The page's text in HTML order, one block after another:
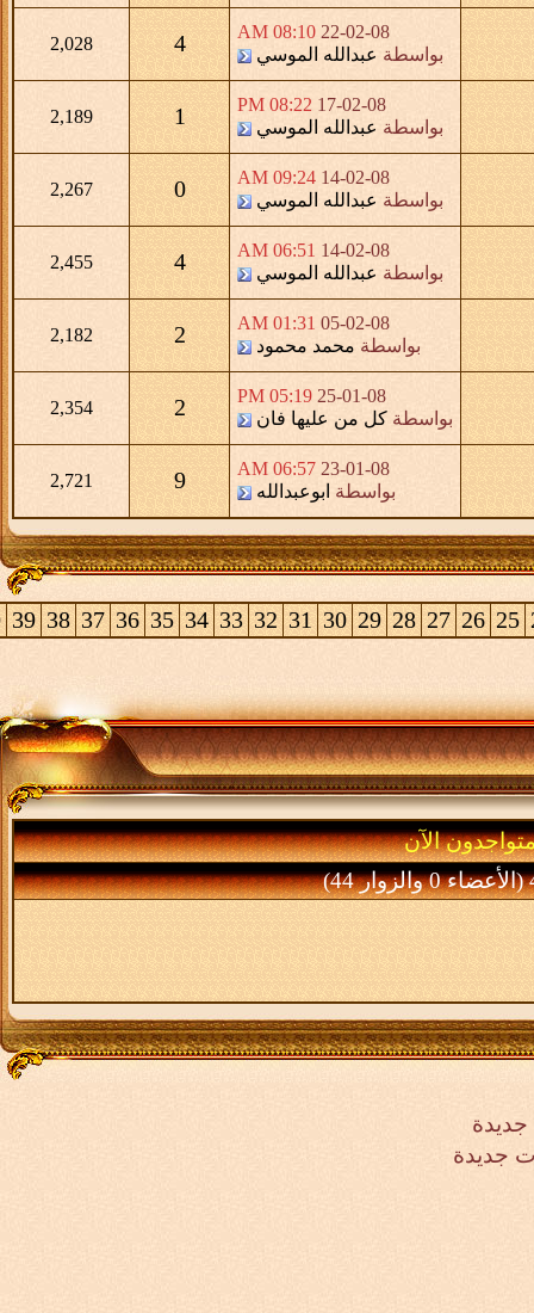
22-02-08
08:10 AM
بواسطة عبدالله الموسي 4
2,028
17-02-08
08:22 PM
بواسطة عبدالله الموسي 1
2,189
14-02-08
09:24 AM
بواسطة عبدالله الموسي 0
2,267
14-02-08
06:51 AM
بواسطة عبدالله الموسي 4
2,455
05-02-08
01:31 AM
بواسطة محمد محمود 2
2,182
25-01-08
05:19 PM
بواسطة كل من عليها فان 2
2,354
23-01-08
06:57 AM
بواسطة ابوعبدالله 9
2,721
25
26
27
28
29
30
31
32
33
34
35
36
37
38
39
الآن
44)
جديدة